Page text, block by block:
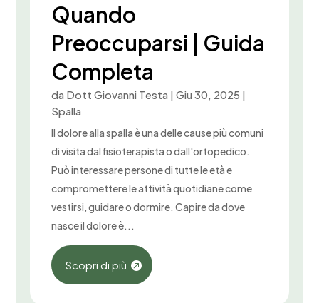
Quando
Preoccuparsi | Guida
Completa
da Dott Giovanni Testa |Giu 30, 2025 |
Spalla
Il dolore alla spalla è una delle cause più comuni
di visita dal fisioterapista o dall'ortopedico.
Può interessare persone di tutte le età e
compromettere le attività quotidiane come
vestirsi, guidare o dormire. Capire da dove
nasce il dolore è...
Scopri di più